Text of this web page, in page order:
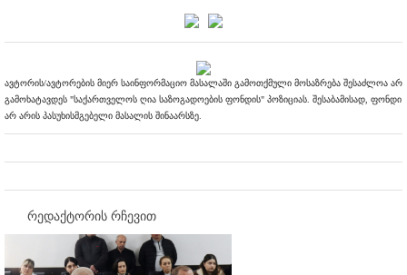
ავტორის/ავტორების მიერ საინფორმაციო მასალაში გამოთქმული მოსაზრება შესაძლოა არ
გამოხატავდეს "საქართველოს ღია საზოგადოების ფონდის" პოზიციას. შესაბამისად, ფონდი
არ არის პასუხისმგებელი მასალის შინაარსზე.
რედაქტორის რჩევით